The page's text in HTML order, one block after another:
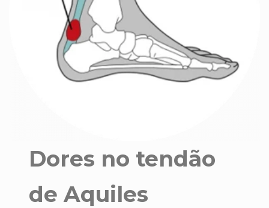
Dores no tendão
de Aquiles